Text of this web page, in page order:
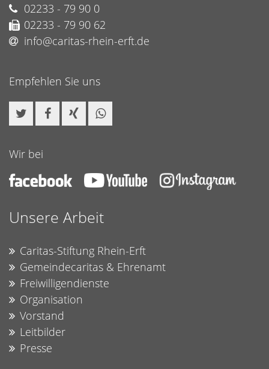
02233 - 79 90 0
02233 - 79 90 62
info@caritas-rhein-erft.de
Empfehlen Sie uns
Wir bei
Unsere Arbeit
Caritas-Stiftung Rhein-Erft
Gemeindecaritas & Ehrenamt
Freiwilligendienste
Organisation
Vorstand
Leitbilder
Presse